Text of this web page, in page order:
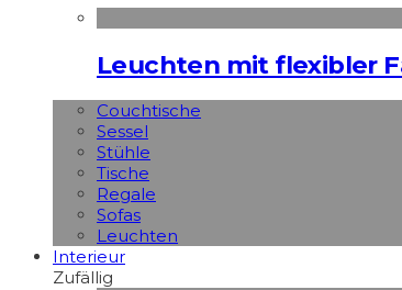
Leuchten mit flexibler
Couchtische
Sessel
Stühle
Tische
Regale
Sofas
Leuchten
Interieur
Zufällig